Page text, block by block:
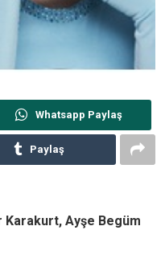
Whatsapp Paylaş
Paylaş
Karakurt, Ayşe Begüm